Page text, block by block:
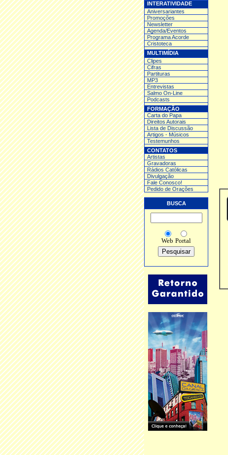
INTERATIVIDADE
Aniversariantes
Promoções
Newsletter
Agenda/Eventos
Programa Acorde
Cristoteca
MULTIMÍDIA
Clipes
Cifras
Partituras
MP3
Entrevistas
Salmo On-Line
Podcasts
FORMAÇÃO
Carta do Papa
Direitos Autorais
Lista de Discussão
Artigos - Músicos
Testemunhos
CONTATOS
Artistas
Gravadoras
Rádios Católicas
Divulgação
Fale Conosco!
Pedido de Orações
BUSCA
Web Portal